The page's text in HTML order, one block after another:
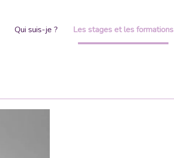
Qui suis-je ? Les stages et les formations